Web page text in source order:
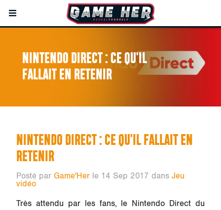
NINTENDO DIRECT : CE QU'IL
FALLAIT EN RETENIR
NINTENDO DIRECT : CE QU'IL FALLAIT EN
RETENIR
Posté par Game'Herle 14 Sep 2017 dans Jeu
vidéo
Très attendu par les fans, le Nintendo Direct du